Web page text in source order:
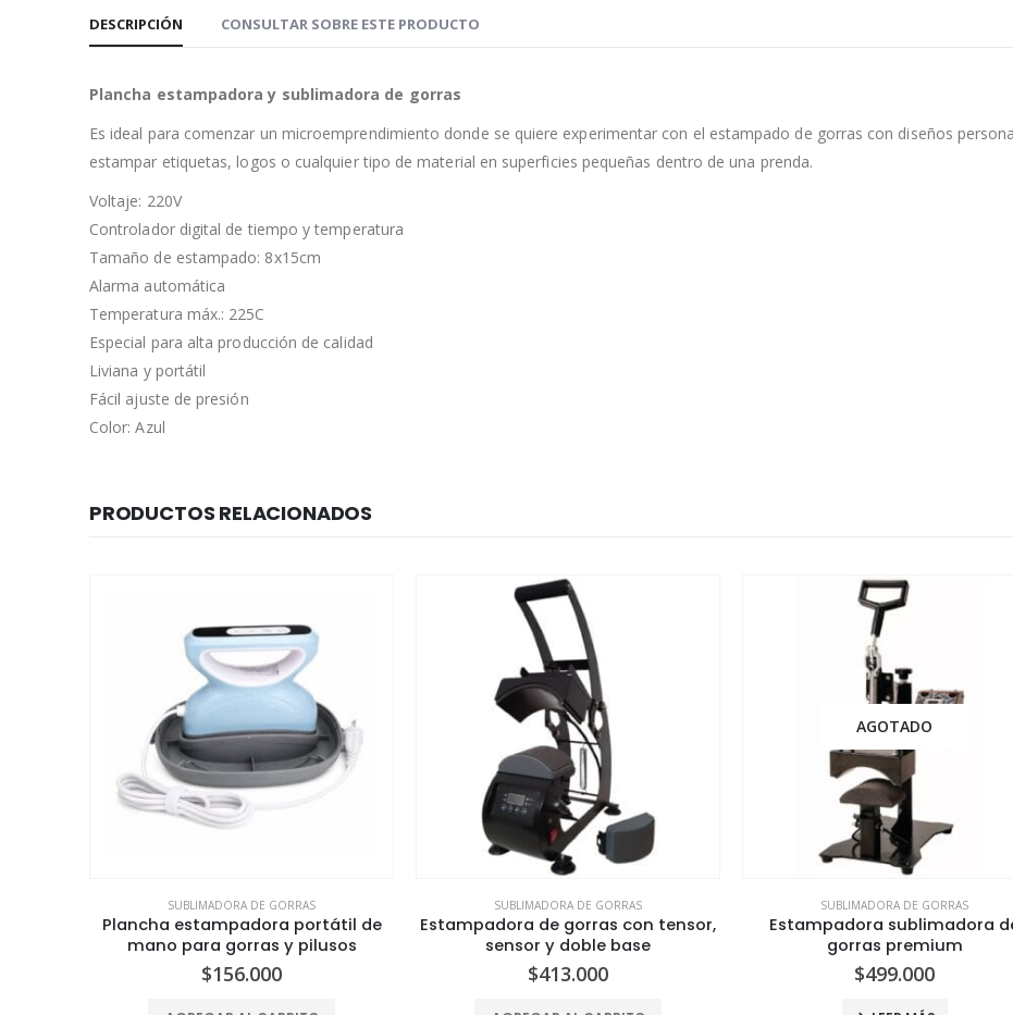
DESCRIPCIÓN CONSULTAR SOBRE ESTE PRODUCTO
Plancha estampadora y sublimadora de gorras
Es ideal para comenzar un microemprendimiento donde se quiere experimentar con el estampado de gorras con diseños
estampar etiquetas, logos o cualquier tipo de material en superficies pequeñas dentro de una prenda.
Voltaje: 220V
Controlador digital de tiempo y temperatura
Tamaño de estampado: 8x15cm
Alarma automática
Temperatura máx.: 225C
Especial para alta producción de calidad
Liviana y portátil
Fácil ajuste de presión
Color: Azul
PRODUCTOS RELACIONADOS
SUBLIMADORA DE GORRAS
Plancha estampadora portátil de
mano para gorras y pilusos
$156.000
SUBLIMADORA DE GORRAS
Estampadora de gorras con tensor,
sensor y doble base
$413.000
AGOTADO
SUBLIMADORA DE GORRAS
Estampadora sublimadora
gorras premium
$499.000